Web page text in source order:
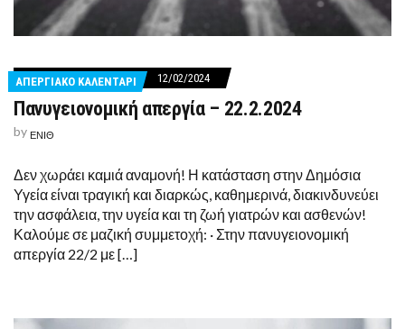
ΑΠΕΡΓΙΑΚΟ ΚΑΛΕΝΤΑΡΙ 12/02/2024
Πανυγειονομική απεργία – 22.2.2024
by ΕΝΙΘ
Δεν χωράει καμιά αναμονή! Η κατάσταση στην Δημόσια
Υγεία είναι τραγική και διαρκώς, καθημερινά, διακινδυνεύει
την ασφάλεια, την υγεία και τη ζωή γιατρών και ασθενών!
Καλούμε σε μαζική συμμετοχή: · Στην πανυγειονομική
απεργία 22/2 με […]